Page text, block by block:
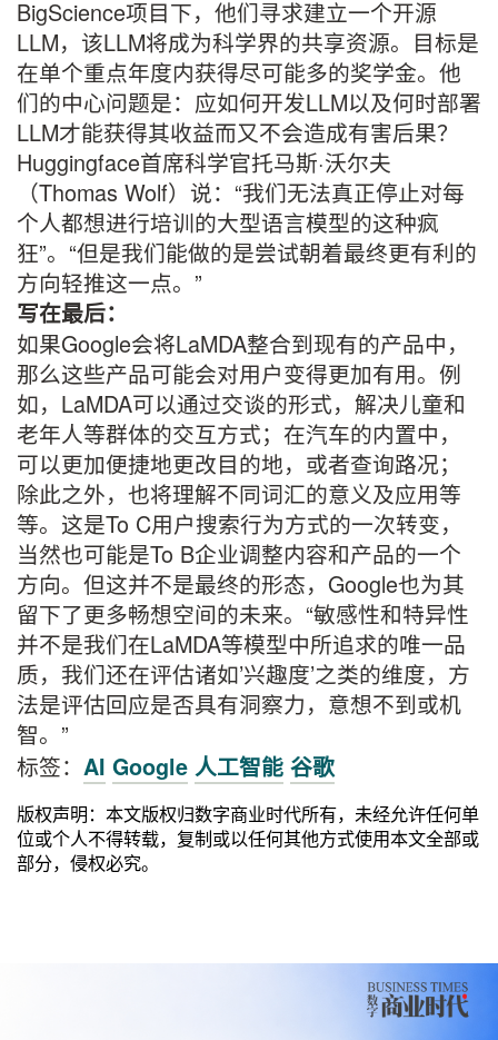
BigScience项目下，他们寻求建立一个开源
LLM，该LLM将成为科学界的共享资源。目标是
在单个重点年度内获得尽可能多的奖学金。他
们的中心问题是：应如何开发LLM以及何时部署
LLM才能获得其收益而又不会造成有害后果？
Huggingface首席科学官托马斯·沃尔夫
（Thomas Wolf）说：“我们无法真正停止对每
个人都想进行培训的大型语言模型的这种疯
狂”。“但是我们能做的是尝试朝着最终更有利的
方向轻推这一点。”
写在最后：
如果Google会将LaMDA整合到现有的产品中，
那么这些产品可能会对用户变得更加有用。例
如，LaMDA可以通过交谈的形式，解决儿童和
老年人等群体的交互方式；在汽车的内置中，
可以更加便捷地更改目的地，或者查询路况；
除此之外，也将理解不同词汇的意义及应用等
等。这是To C用户搜索行为方式的一次转变，
当然也可能是To B企业调整内容和产品的一个
方向。但这并不是最终的形态，Google也为其
留下了更多畅想空间的未来。“敏感性和特异性
并不是我们在LaMDA等模型中所追求的唯一品
质，我们还在评估诸如’兴趣度’之类的维度，方
法是评估回应是否具有洞察力，意想不到或机
智。”
标签： AI Google 人工智能 谷歌
版权声明：本文版权归数字商业时代所有，未经允许任何单
位或个人不得转载，复制或以任何其他方式使用本文全部或
部分，侵权必究。